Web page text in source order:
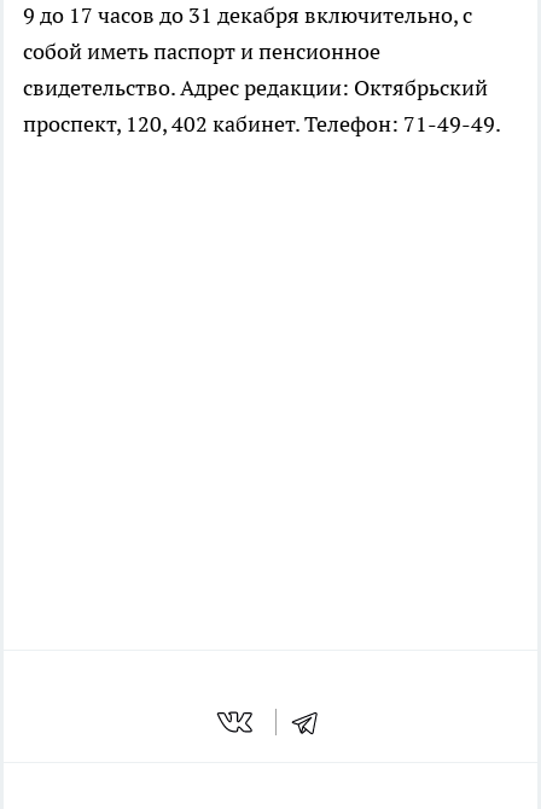
9 до 17 часов до 31 декабря включительно, с
собой иметь паспорт и пенсионное
свидетельство. Адрес редакции: Октябрьский
проспект, 120, 402 кабинет. Телефон: 71-49-49.